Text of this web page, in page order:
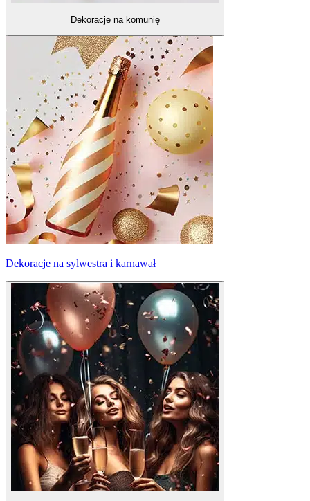
Dekoracje na komunię
Dekoracje na sylwestra i karnawał